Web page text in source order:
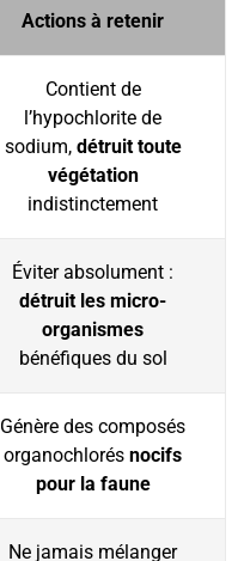
Actions à retenir
Contient de
l’hypochlorite de
sodium, détruit toute
végétation
indistinctement
Éviter absolument :
détruit les micro-
organismes
bénéfiques du sol
Génère des composés
organochlorés nocifs
pour la faune
Ne jamais mélanger